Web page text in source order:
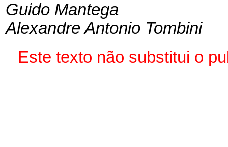
Guido Mantega
Alexandre Antonio Tombini
Este texto não substitui o